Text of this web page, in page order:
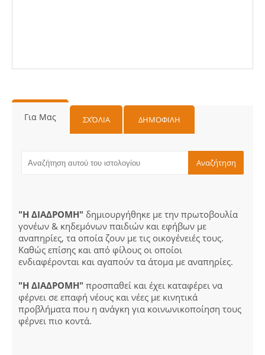
Για Μας ΣΧΌΛΙΑ ΔΗΜΟΦΙΛΗ
"Η ΔΙΑΔΡΟΜΗ" δημιουργήθηκε με την πρωτοβουλία
γονέων & κηδεμόνων παιδιών και εφήβων με
αναπηρίες, τα οποία ζουν με τις οικογένειές τους.
Καθώς επίσης και από φίλους οι οποίοι
ενδιαφέρονται και αγαπούν τα άτομα με αναπηρίες.
"Η ΔΙΑΔΡΟΜΗ" προσπαθεί και έχει καταφέρει να
φέρνει σε επαφή νέους και νέες με κινητικά
προβλήματα που η ανάγκη για κοινωνικοποίηση τους
φέρνει πιο κοντά.